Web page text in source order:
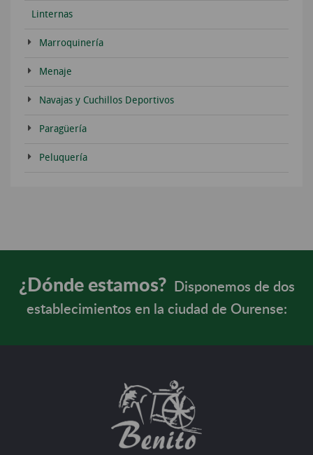
Linternas
Marroquinería
Menaje
Navajas y Cuchillos Deportivos
Paragüería
Peluquería
¿Dónde estamos?
Disponemos de dos
establecimientos en la ciudad de Ourense: